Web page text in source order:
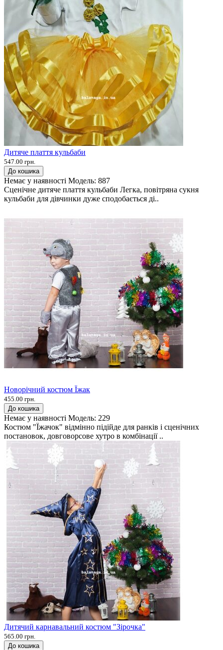
Дитяче плаття кульбаби
547.00 грн.
До кошика
Немає у наявності Модель: 887
Сценічне дитяче плаття кульбаби Легка, повітряна сукня
кульбаби для дівчинки дуже сподобається ді..
Новорічний костюм Їжак
455.00 грн.
До кошика
Немає у наявності Модель: 229
Костюм "Їжачок" відмінно підійде для ранків і сценічних
постановок, довговорсове хутро в комбінації ..
Дитячий карнавальний костюм "Зірочка"
565.00 грн.
До кошика